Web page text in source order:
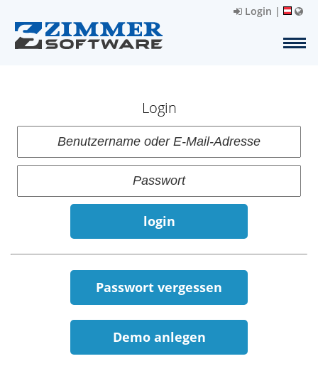
Login |
Login
login
Passwort vergessen
Demo anlegen